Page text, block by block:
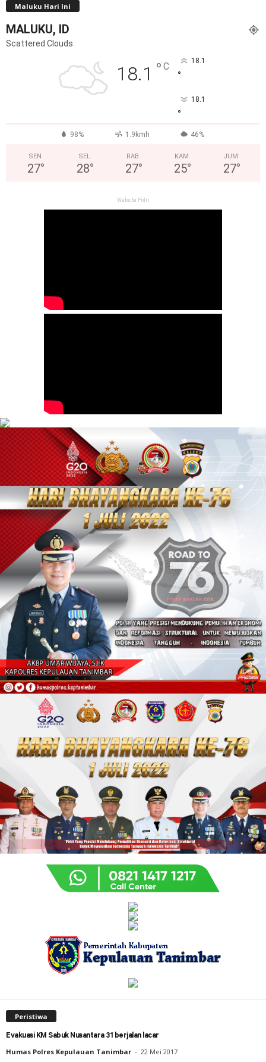
Maluku Hari Ini
MALUKU, ID
Scattered Clouds
18.1 ° C 18.1
°
18.1
°
98% 1.9kmh 46%
SEN
27°
SEL
28°
RAB
27°
KAM
25°
JUM
27°
Website Polri
Peristiwa
Evakuasi KM Sabuk Nusantara 31 berjalan lacar
Humas Polres Kepulauan Tanimbar - 22 Mei 2017